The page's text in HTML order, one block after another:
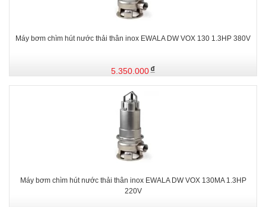
Máy bơm chìm hút nước thải thân inox EWALA DW VOX 130 1.3HP 380V
5.350.000
Máy bơm chìm hút nước thải thân inox EWALA DW VOX 130MA 1.3HP
220V